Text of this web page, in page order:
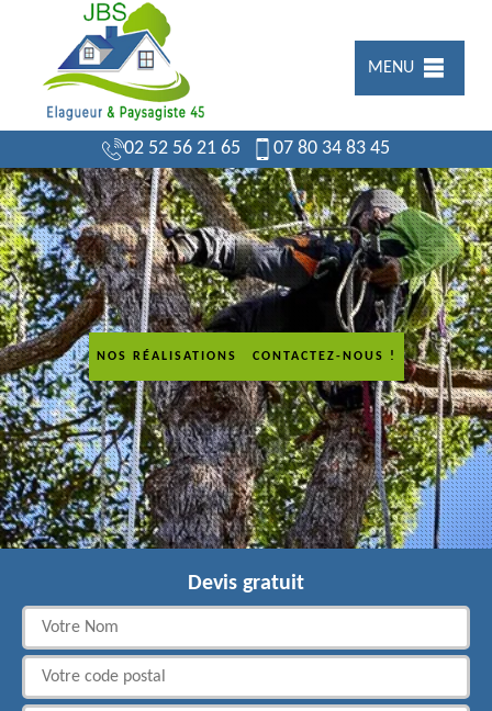
MENU
02 52 56 21 65 07 80 34 83 45
NOS RÉALISATIONS CONTACTEZ-NOUS !
Devis gratuit